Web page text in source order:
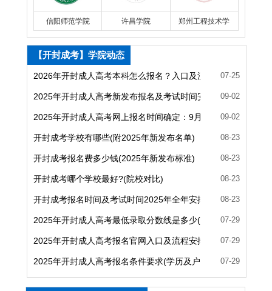
信阳师范学院 许昌学院 郑州工程技术学
院
【开封成考】学院动态
2026年开封成人高考本科怎么报名？入口及流程详解07-25
2025年开封成人高考新发布报名及考试时间安排(已确定)
09-02
2025年开封成人高考网上报名时间确定：9月4日至9月9日
09-02
开封成考学校有哪些(附2025年新发布名单) 08-23
开封成考报名费多少钱(2025年新发布标准) 08-23
开封成考哪个学校最好?(院校对比) 08-23
开封成考报名时间及考试时间2025年全年安排(改革后)
08-23
2025年开封成人高考最低录取分数线是多少(统一标准)
07-29
2025年开封成人高考报名官网入口及流程安排 07-29
2025年开封成人高考报名条件要求(学历及户籍) 07-29